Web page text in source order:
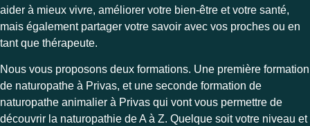
aider à mieux vivre, améliorer votre bien-être et votre santé,
mais également partager votre savoir avec vos proches ou en
tant que thérapeute.
Nous vous proposons deux formations. Une première formation
de naturopathe à Privas, et une seconde formation de
naturopathe animalier à Privas qui vont vous permettre de
découvrir la naturopathie de A à Z. Quelque soit votre niveau et